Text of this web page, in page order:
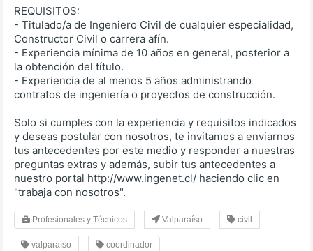
REQUISITOS:
- Titulado/a de Ingeniero Civil de cualquier especialidad,
Constructor Civil o carrera afín.
- Experiencia mínima de 10 años en general, posterior a
la obtención del título.
- Experiencia de al menos 5 años administrando
contratos de ingeniería o proyectos de construcción.
Solo si cumples con la experiencia y requisitos indicados
y deseas postular con nosotros, te invitamos a enviarnos
tus antecedentes por este medio y responder a nuestras
preguntas extras y además, subir tus antecedentes a
nuestro portal http://www.ingenet.cl/ haciendo clic en
"trabaja con nosotros".
Profesionales y Técnicos Valparaíso civil
valparaíso coordinador